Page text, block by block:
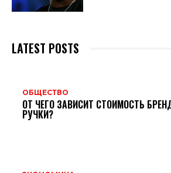
LATEST POSTS
ОБЩЕСТВО
ОТ ЧЕГО ЗАВИСИТ СТОИМОСТЬ
РУЧКИ?